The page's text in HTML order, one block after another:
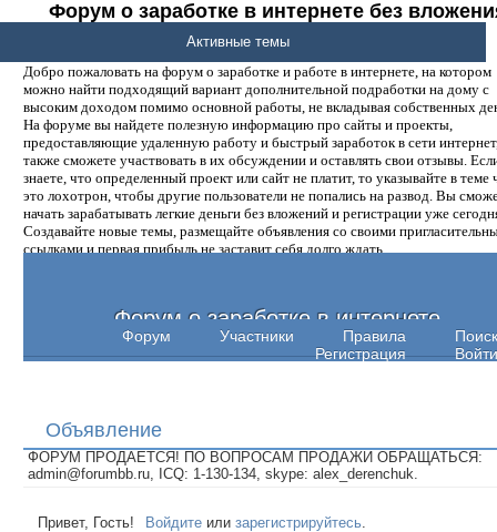
Форум о заработке в интернете без
денег.
Добро пожаловать на форум о заработке и работе в интернете, на котором
можно найти подходящий вариант дополнительной подработки на дому с
высоким доходом помимо основной работы, не вкладывая собственных
На форуме вы найдете полезную информацию про сайты и проекты,
предоставляющие удаленную работу и быстрый заработок в сети
также сможете участвовать в их обсуждении и оставлять свои отзывы.
знаете, что определенный проект или сайт не платит, то указывайте в теме
это лохотрон, чтобы другие пользователи не попались на развод. Вы
начать зарабатывать легкие деньги без вложений и регистрации уже
Создавайте новые темы, размещайте объявления со своими
ссылками и первая прибыль не заставит себя долго ждать.
Форум о заработке в интернете
Форум Участники Правила
Поиск
Регистрация
Войти
Активные темы
Объявление
ФОРУМ ПРОДАЕТСЯ! ПО ВОПРОСАМ ПРОДАЖИ ОБРАЩАТЬСЯ:
admin@forumbb.ru, ICQ: 1-130-134, skype: alex_derenchuk.
Привет, Гость! Войдите илизарегистрируйтесь